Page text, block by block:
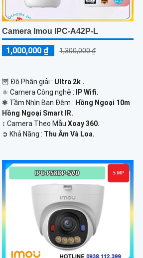
Camera Imou IPC-A42P-L
1,000,000 ₫ 1,300,000 ₫
🦉 Độ Phân giải : Ultra 2k .
⚛️ Camera Công nghệ :
IP Wifi.
❃ Tầm Nhìn Ban Đêm : Hồng Ngoại 10m
Hồng Ngoại Smart IR.
↕️ Camera Theo MẫuXoay 360.
️➲ Khả Năng : Thu Âm Và Loa.